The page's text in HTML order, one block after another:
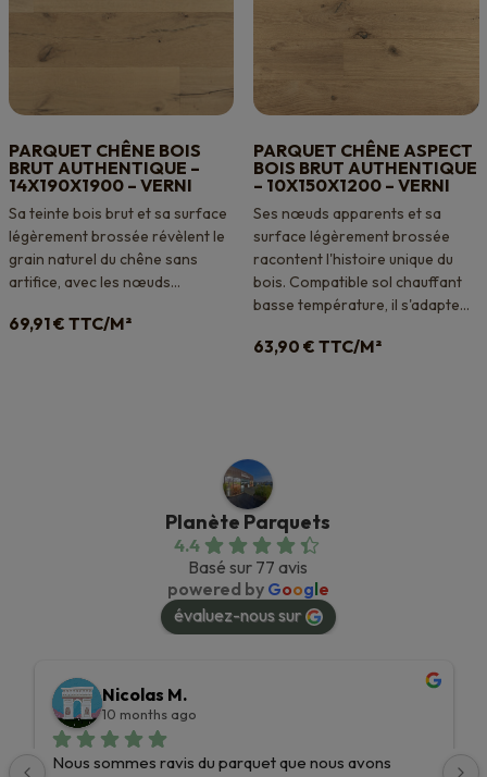
PARQUET CHÊNE BOIS
BRUT AUTHENTIQUE –
14X190X1900 – VERNI
Sa teinte bois brut et sa surface
légèrement brossée révèlent le
grain naturel du chêne sans
artifice, avec les nœuds...
69,91€ TTC/M²
PARQUET CHÊNE ASPECT
BOIS BRUT AUTHENTIQUE
– 10X150X1200 – VERNI
Ses nœuds apparents et sa
surface légèrement brossée
racontent l'histoire unique du
bois. Compatible sol chauffant
basse température, il s'adapte...
63,90 € TTC/M²
Planète Parquets
4.4
Basé sur 77 avis
powered by Google
évaluez-nous sur
Nicolas M.
10 months ago
Nous sommes ravis du parquet que nous avons